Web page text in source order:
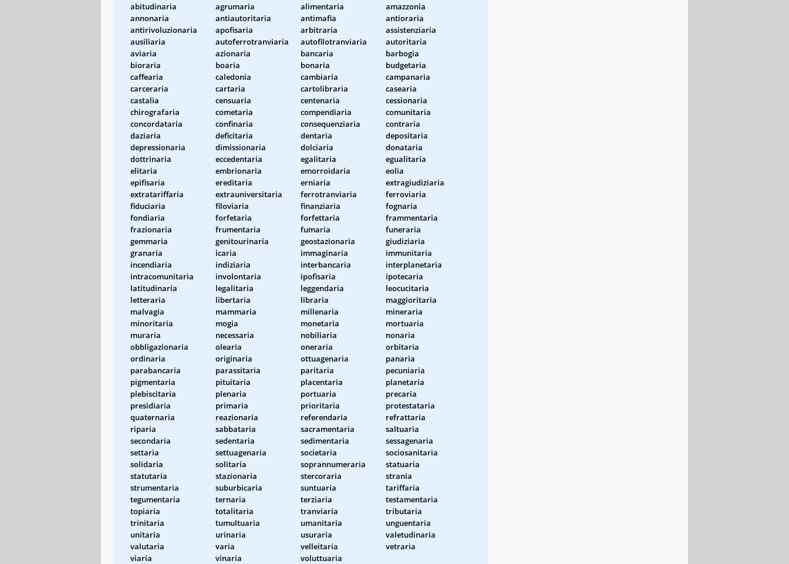
abitudinaria agrumaria alimentaria
amazzonia
annonaria
antiautoritaria antimafia
antioraria
antirivoluzionaria
apofisaria arbitraria
assistenziaria
ausiliaria
autoferrotranviaria autofilotranviaria
autoritaria
aviaria
azionaria bancaria
barbogia
bioraria
boaria bonaria
budgetaria
caffearia
caledonia cambiaria
campanaria
carceraria
cartaria cartolibraria
casearia
castalia
censuaria centenaria
cessionaria
chirografaria
cometaria compendiaria
comunitaria
concordataria
confinaria consequenziaria
contraria
daziaria
deficitaria dentaria
depositaria
depressionaria
dimissionaria dolciaria
donataria
dottrinaria
eccedentaria egalitaria
egualitaria
elitaria
embrionaria emorroidaria
eolia
epifisaria
ereditaria erniaria
extragiudiziaria
extratariffaria
extrauniversitaria ferrotranviaria
ferroviaria
fiduciaria
filoviaria finanziaria
fognaria
fondiaria
forfetaria forfettaria
frammentaria
frazionaria
frumentaria fumaria
funeraria
gemmaria
genitourinaria geostazionaria
giudiziaria
granaria
icaria immaginaria
immunitaria
incendiaria
indiziaria interbancaria
interplanetaria
intracomunitaria
involontaria ipofisaria
ipotecaria
latitudinaria
legalitaria leggendaria
leocucitaria
letteraria
libertaria libraria
maggioritaria
malvagia
mammaria millenaria
mineraria
minoritaria
mogia monetaria
mortuaria
muraria
necessaria nobiliaria
nonaria
obbligazionaria
olearia oneraria
orbitaria
ordinaria
originaria ottuagenaria
panaria
parabancaria
parassitaria paritaria
pecuniaria
pigmentaria
pituitaria placentaria
planetaria
plebiscitaria
plenaria portuaria
precaria
presidiaria
primaria prioritaria
protestataria
quaternaria
reazionaria referendaria
refrattaria
riparia
sabbataria sacramentaria
saltuaria
secondaria
sedentaria sedimentaria
sessagenaria
settaria
settuagenaria societaria
sociosanitaria
solidaria
solitaria soprannumeraria
statuaria
statutaria
stazionaria stercoraria
strania
strumentaria
suburbicaria suntuaria
tariffaria
tegumentaria
ternaria terziaria
testamentaria
topiaria
totalitaria tranviaria
tributaria
trinitaria
tumultuaria umanitaria
unguentaria
unitaria
urinaria usuraria
valetudinaria
valutaria
varia velleitaria
vetraria
viaria
vinaria voluttuaria